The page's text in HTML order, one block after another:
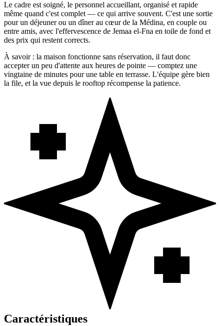
Le cadre est soigné, le personnel accueillant, organisé et rapide
même quand c'est complet — ce qui arrive souvent. C'est une sortie
pour un déjeuner ou un dîner au cœur de la Médina, en couple ou
entre amis, avec l'effervescence de Jemaa el-Fna en toile de fond et
des prix qui restent corrects.
À savoir : la maison fonctionne sans réservation, il faut donc
accepter un peu d'attente aux heures de pointe — comptez une
vingtaine de minutes pour une table en terrasse. L'équipe gère bien
la file, et la vue depuis le rooftop récompense la patience.
Caractéristiques